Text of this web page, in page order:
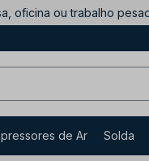
oficina ou trabalho
de Ar Solda